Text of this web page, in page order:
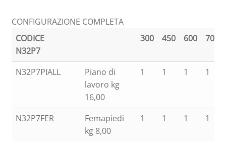
CONFIGURAZIONE COMPLETA
CODICE
N32P7
300 450 600 700
N32P7PIALL
Piano di
lavoro kg
16,00
1 1 1 1
N32P7FER
Femapiedi
kg 8,00
1 1 1 1